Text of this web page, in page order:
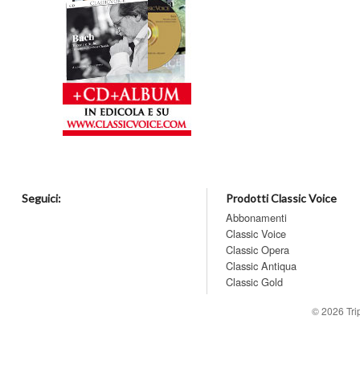
Seguici: Prodotti Classic Voice
Abbonamenti
Classic Voice
Classic Opera
Classic Antiqua
Classic Gold
© 2026